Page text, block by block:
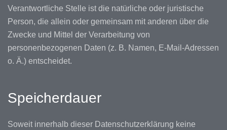
Verantwortliche Stelle ist die natürliche oder juristische
Person, die allein oder gemeinsam mit anderen über die
Zwecke und Mittel der Verarbeitung von
personenbezogenen Daten (z. B. Namen, E-Mail-Adressen
o. Ä.) entscheidet.
Speicherdauer
Soweit innerhalb dieser Datenschutzerklärung keine